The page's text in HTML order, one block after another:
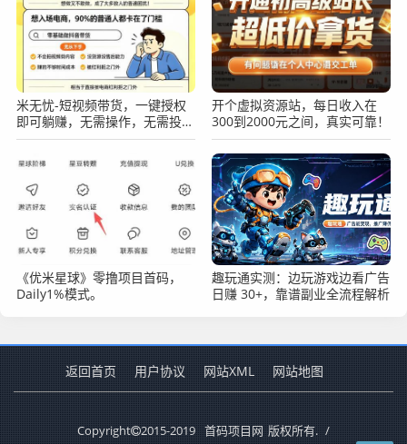
米无忧-短视频带货，一键授权
即可躺赚，无需操作，无需投
资，0撸绿色正规！
开个虚拟资源站，每日收入在
300到2000元之间，真实可靠！
《优米星球》零撸项目首码，
Daily1%模式。
趣玩通实测：边玩游戏边看广告
日赚 30+，靠谱副业全流程解析
返回首页 用户协议 网站XML 网站地图
Copyright 2015-2019 首码项目网 版权所有. /